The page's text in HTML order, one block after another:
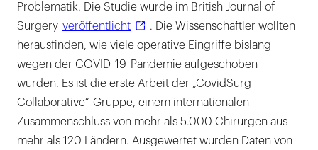
Problematik. Die Studie wurde im British Journal of
Surgery veröffentlicht
. Die Wissenschaftler wollten
herausfinden, wie viele operative Eingriffe bislang
wegen der COVID-19-Pandemie aufgeschoben
wurden. Es ist die erste Arbeit der „CovidSurg
Collaborative“-Gruppe, einem internationalen
Zusammenschluss von mehr als 5.000 Chirurgen aus
mehr als 120 Ländern. Ausgewertet wurden Daten von